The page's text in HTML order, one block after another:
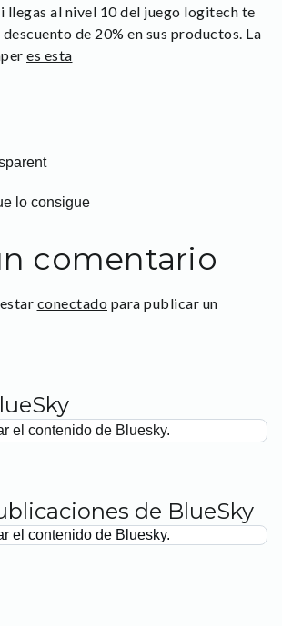
llegas al nivel 10 del juego logitech te
de 20% en sus productos. La
es esta
lo consigue
comentario
conectado para publicar un
el contenido de Bluesky.
de BlueSky
el contenido de Bluesky.